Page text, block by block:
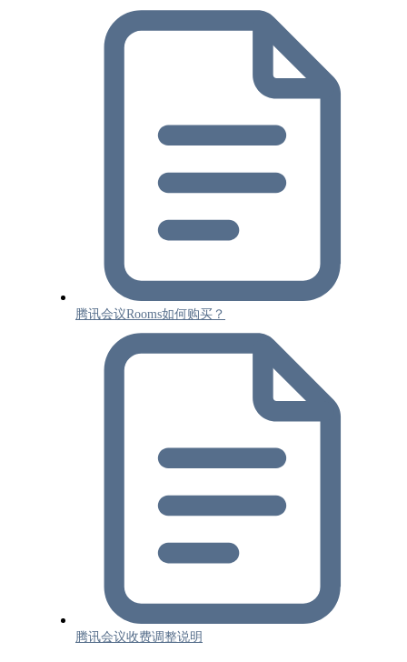
腾讯会议Rooms如何购买？
腾讯会议收费调整说明